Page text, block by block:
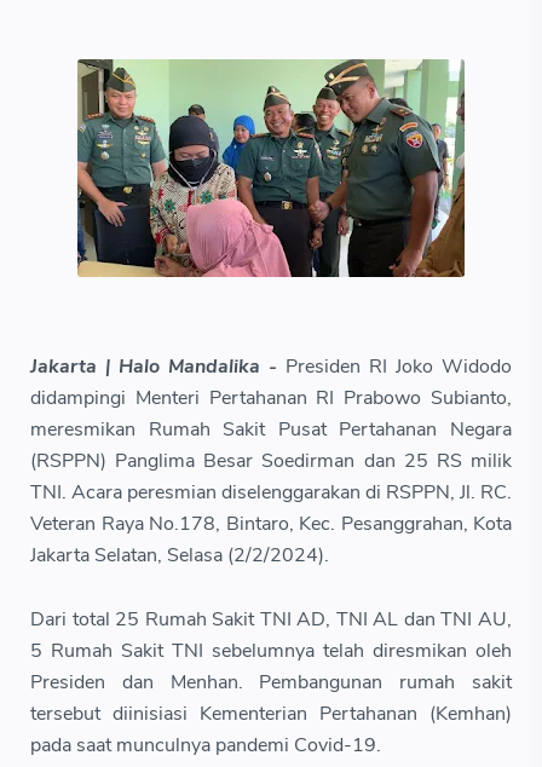
Jakarta | Halo Mandalika - Presiden RI Joko Widodo
didampingi Menteri Pertahanan RI Prabowo Subianto,
meresmikan Rumah Sakit Pusat Pertahanan Negara
(RSPPN) Panglima Besar Soedirman dan 25 RS milik
TNI. Acara peresmian diselenggarakan di RSPPN, Jl. RC.
Veteran Raya No.178, Bintaro, Kec. Pesanggrahan, Kota
Jakarta Selatan, Selasa (2/2/2024).
Dari total 25 Rumah Sakit TNI AD, TNI AL dan TNI AU,
5 Rumah Sakit TNI sebelumnya telah diresmikan oleh
Presiden dan Menhan. Pembangunan rumah sakit
tersebut diinisiasi Kementerian Pertahanan (Kemhan)
pada saat munculnya pandemi Covid-19.